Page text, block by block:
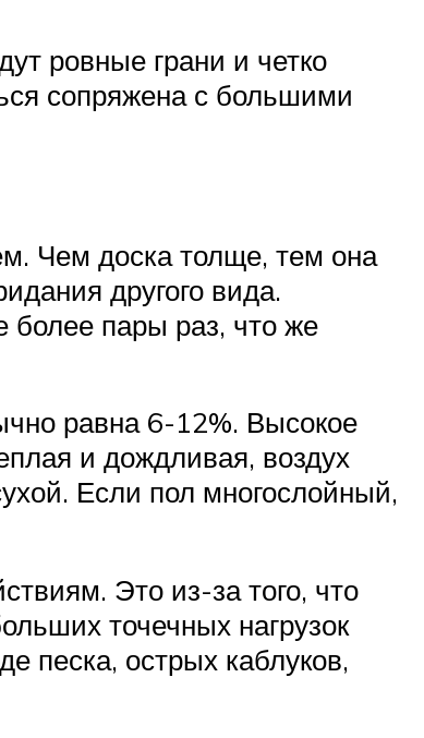
ровные грани и четко
сопряжена с большими
Чем доска толще, тем она
другого вида.
пары раз, что же
равна 6-12%. Высокое
и дождливая, воздух
Если пол многослойный,
Это из-за того, что
точечных нагрузок
песка, острых каблуков,